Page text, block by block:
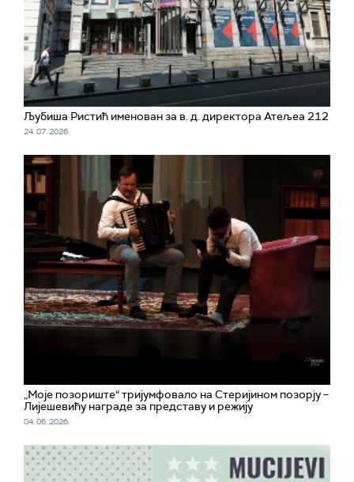
Љубиша Ристић именован за в. д. директора Атељеа 212
24. 07. 2026.
„Моје позориште“ тријумфовало на Стеријином позорју –
Лијешевићу награде за представу и режију
04. 06. 2026.